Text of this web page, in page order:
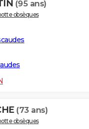
(95 ans)
obsèques
(73 ans)
obsèques